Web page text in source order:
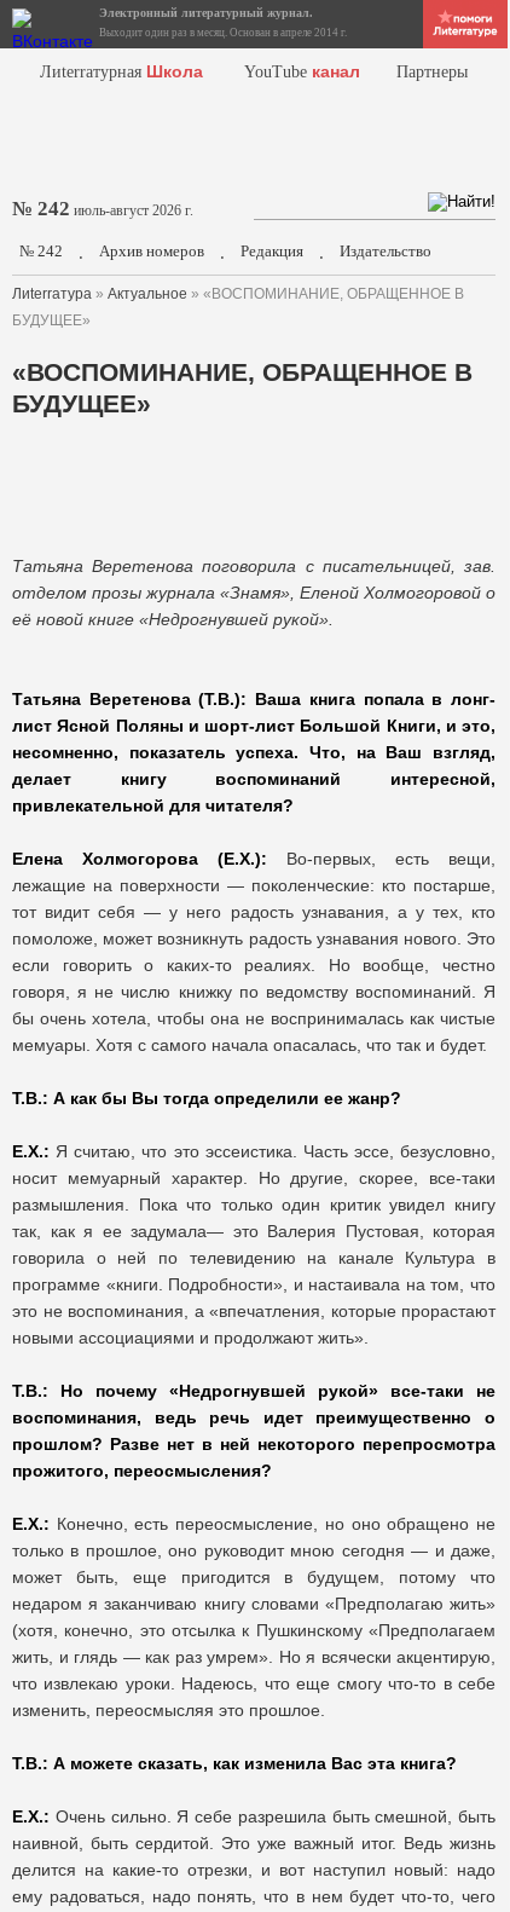
Электронный литературный журнал.
Выходит один раз в месяц. Основан в апреле 2014 г.
Лиterraтурная Школа YouTube канал Партнеры
№ 242 июль-август 2026 г.
№ 242 . Архив номеров . Редакция . Издательство
Лиterraтура » Актуальное » «ВОСПОМИНАНИЕ, ОБРАЩЕННОЕ В
БУДУЩЕЕ»
«ВОСПОМИНАНИЕ, ОБРАЩЕННОЕ В
БУДУЩЕЕ»
Татьяна Веретенова поговорила с писательницей, зав.
отделом прозы журнала «Знамя», Еленой Холмогоровой о
её новой книге «Недрогнувшей рукой».
Татьяна Веретенова (Т.В.): Ваша книга попала в лонг-
лист Ясной Поляны и шорт-лист Большой Книги, и это,
несомненно, показатель успеха. Что, на Ваш взгляд,
делает книгу воспоминаний интересной,
привлекательной для читателя?
Елена Холмогорова (Е.Х.): Во-первых, есть вещи,
лежащие на поверхности — поколенческие: кто постарше,
тот видит себя — у него радость узнавания, а у тех, кто
помоложе, может возникнуть радость узнавания нового. Это
если говорить о каких-то реалиях. Но вообще, честно
говоря, я не числю книжку по ведомству воспоминаний. Я
бы очень хотела, чтобы она не воспринималась как чистые
мемуары. Хотя с самого начала опасалась, что так и будет.
Т.В.: А как бы Вы тогда определили ее жанр?
Е.Х.: Я считаю, что это эссеистика. Часть эссе, безусловно,
носит мемуарный характер. Но другие, скорее, все-таки
размышления. Пока что только один критик увидел книгу
так, как я ее задумала— это Валерия Пустовая, которая
говорила о ней по телевидению на канале Культура в
программе «книги. Подробности», и настаивала на том, что
это не воспоминания, а «впечатления, которые прорастают
новыми ассоциациями и продолжают жить».
Т.В.: Но почему «Недрогнувшей рукой» все-таки не
воспоминания, ведь речь идет преимущественно о
прошлом? Разве нет в ней некоторого перепросмотра
прожитого, переосмысления?
Е.Х.: Конечно, есть переосмысление, но оно обращено не
только в прошлое, оно руководит мною сегодня — и даже,
может быть, еще пригодится в будущем, потому что
недаром я заканчиваю книгу словами «Предполагаю жить»
(хотя, конечно, это отсылка к Пушкинскому «Предполагаем
жить, и глядь — как раз умрем». Но я всячески акцентирую,
что извлекаю уроки. Надеюсь, что еще смогу что-то в себе
изменить, переосмысляя это прошлое.
Т.В.: А можете сказать, как изменила Вас эта книга?
Е.Х.: Очень сильно. Я себе разрешила быть смешной, быть
наивной, быть сердитой. Это уже важный итог. Ведь жизнь
делится на какие-то отрезки, и вот наступил новый: надо
ему радоваться, надо понять, что в нем будет что-то, чего